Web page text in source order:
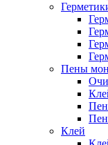
Пены
Клей